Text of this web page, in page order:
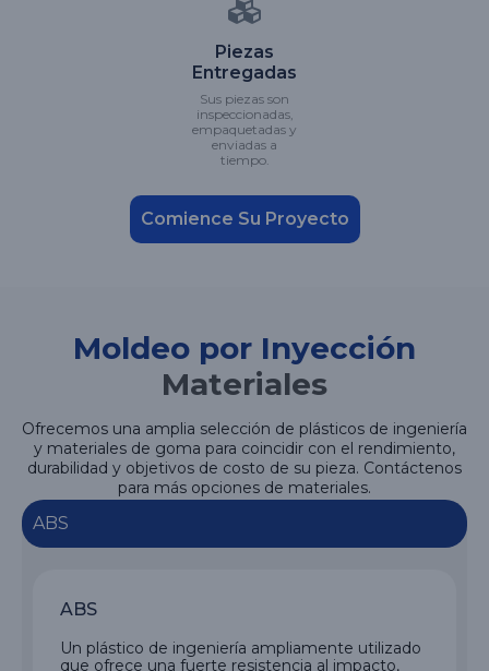
Piezas
Entregadas
Sus piezas son
inspeccionadas,
empaquetadas y
enviadas a
tiempo.
Comience Su Proyecto
Moldeo por Inyección
Materiales
Ofrecemos una amplia selección de plásticos de ingeniería
y materiales de goma para coincidir con el rendimiento,
durabilidad y objetivos de costo de su pieza. Contáctenos
para más opciones de materiales.
ABS
ABS
Un plástico de ingeniería ampliamente utilizado
que ofrece una fuerte resistencia al impacto,